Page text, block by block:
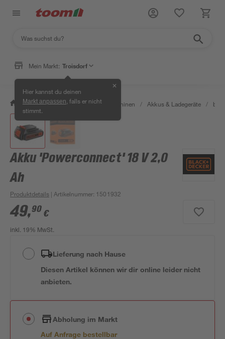
Mein Markt: Troisdorf
Hier kannst du deinen
Markt anpassen , falls er nicht
stimmt.
✕
/ Garten & Freizeit / Gartenmaschinen / Akkus & Ladegeräte / bis
Akku 'Powerconnect' 18 V 2,0
Ah
Produktdetails | Artikelnummer: 1501932
49,90 €
inkl. 19% MwSt.
Lieferung nach Hause
Diesen Artikel können wir dir online leider nicht
anbieten.
Abholung im Markt
Auf Anfrage bestellbar